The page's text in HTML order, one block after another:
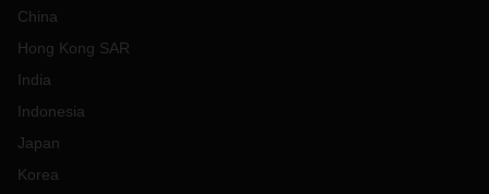
China
Hong Kong SAR
India
Indonesia
Japan
Korea